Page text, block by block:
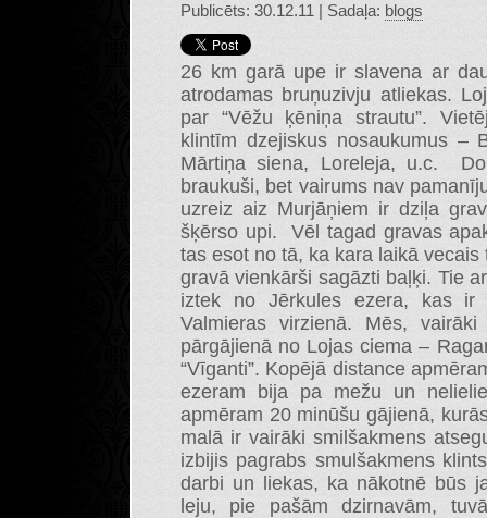
Publicēts: 30.12.11 | Sadaļa: blogs
26 km garā upe ir slavena ar
atrodamas bruņuzivju atliekas.
par “Vēžu ķēniņa strautu”.
klintīm dzejiskus nosaukumus –
Mārtiņa siena, Loreleja, u.c.
braukuši, bet vairums nav
uzreiz aiz Murjāņiem ir dziļa
šķērso upi. Vēl tagad gravas
tas esot no tā, ka kara laikā
gravā vienkārši sagāzti baļķi. Tie
iztek no Jērkules ezera, kas ir
Valmieras virzienā. Mēs,
pārgājienā no Lojas ciema –
“Vīganti”. Kopējā distance
ezeram bija pa mežu un
apmēram 20 minūšu gājienā,
malā ir vairāki smilšakmens
izbijis pagrabs smulšakmens
darbi un liekas, ka nākotnē būs
leju, pie pašām dzirnavām,